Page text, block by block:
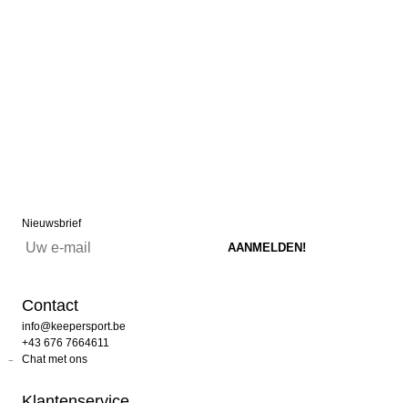
Nieuwsbrief
Contact
info@keepersport.be
+43 676 7664611
Chat met ons